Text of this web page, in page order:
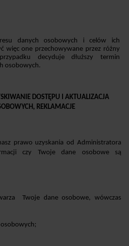
danych osobowych i celów ich
więc one przechowywane przez różny
decyduje dłuższy termin
osobowych.
DOSTĘPU I AKTUALIZACJA
REKLAMACJE
prawo uzyskania od Administratora
czy Twoje dane osobowe są
Twoje dane osobowe, wówczas